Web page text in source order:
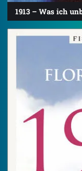
1913 – Was ich